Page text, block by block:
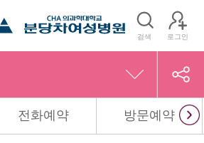
검색 로그인
전화예약 방문예약